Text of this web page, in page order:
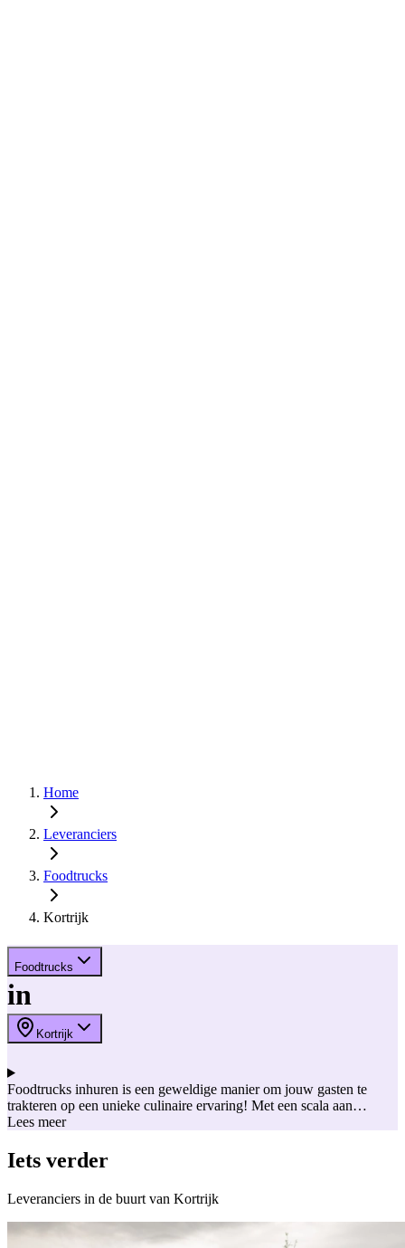
Home
Leveranciers
Foodtrucks
Kortrijk
Foodtrucks
in
Kortrijk
Foodtrucks inhuren is een geweldige manier om jouw gasten te
trakteren op een unieke culinaire ervaring! Met een scala aan
verschillende gerechten laten foodtrucks je gasten genieten van
creatieve foodtrucks vaak een leuke en opvallende toevoeging aan
de decoratie van jouw huwelijksfeest of ander type feest. Lees
evenement te kiezen! Bij House of Weddings stelden we
onderstaande lijst samen vol hippe en sfeervolle foodtrucks voor je
huwelijk of event.
Lees meer
Iets verder
Leveranciers in de buurt van Kortrijk